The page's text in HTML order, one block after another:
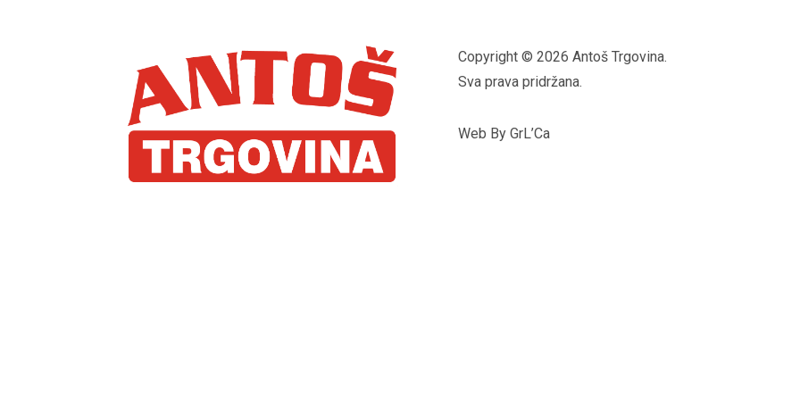
Copyright © 2026 Antoš Trgovina.
Sva prava pridržana.
Web By GrL’Ca